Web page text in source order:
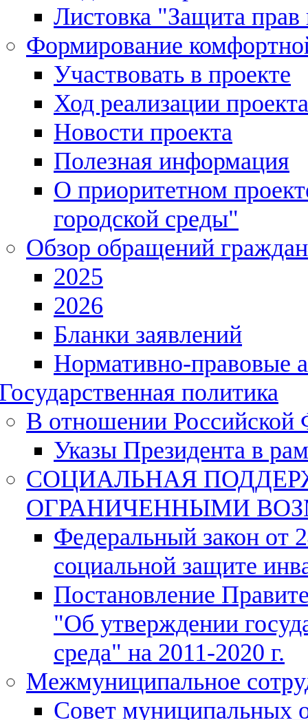
Листовка "Защита прав
Формирование
Участвовать в проекте
Ход реализации проекта
Новости проекта
Полезная информация
О приоритетном
городской среды"
Обзор обращений граждан
2025
2026
Бланки заявлений
Нормативно-правовые
политика
В отношении Российской
Указы Президента в
СОЦИАЛЬНАЯ
ОГРАНИЧЕННЫМИ
Федеральный закон
социальной защите
Постановление
"Об утверждении
среда" на 2011-2020 г.
Межмуниципальное
Совет муниципальных